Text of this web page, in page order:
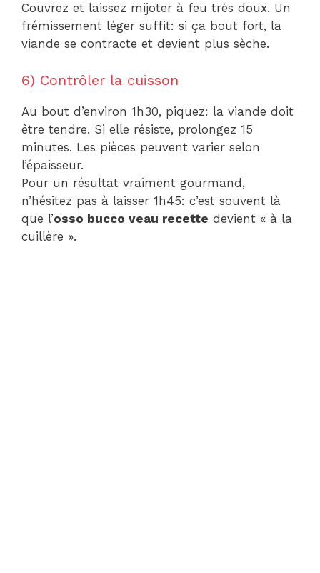
Couvrez et laissez mijoter à feu très doux. Un
frémissement léger suffit: si ça bout fort, la
viande se contracte et devient plus sèche.
6) Contrôler la cuisson
Au bout d’environ 1h30, piquez: la viande doit
être tendre. Si elle résiste, prolongez 15
minutes. Les pièces peuvent varier selon
l’épaisseur.
Pour un résultat vraiment gourmand,
n’hésitez pas à laisser 1h45: c’est souvent là
que l’osso bucco veau recette devient « à la
cuillère ».